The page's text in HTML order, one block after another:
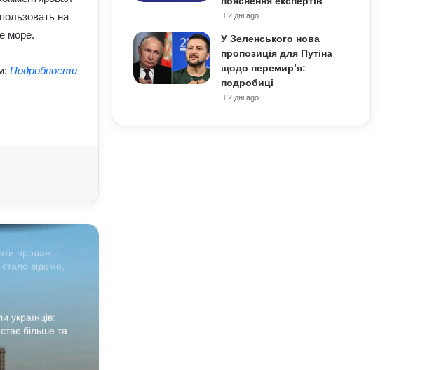
на
море.
Подробности
без
недоліки
продаж
відомо,
українців:
більше та
2 дні ago
У Зеленського нова
пропозиція для Путіна
щодо перемир’я:
подробиці
2 дні ago